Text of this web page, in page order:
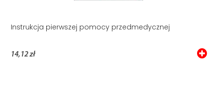
Instrukcja pierwszej pomocy przedmedycznej
14,12 zł